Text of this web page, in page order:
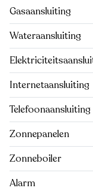
Gasaansluiting
Wateraansluiting
Internetaansluiting
Telefoonaansluiting
Zonnepanelen
Zonneboiler
Alarm